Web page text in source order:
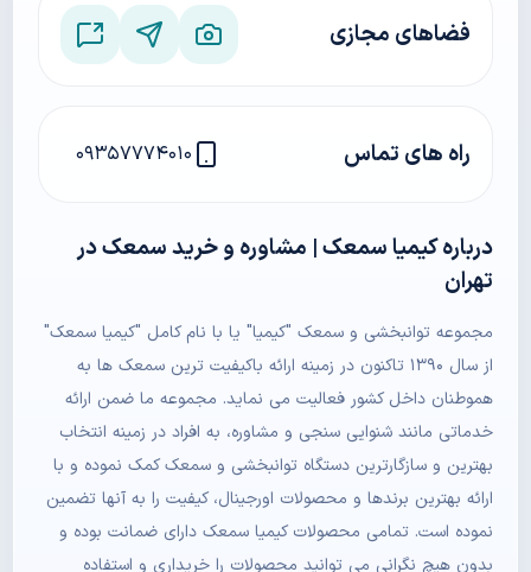
فضاهای مجازی
راه های تماس ۰۹۳۵۷۷۷۴۰۱۰
درباره کیمیا سمعک | مشاوره و خرید سمعک در
تهران
مجموعه توانبخشی و سمعک "کیمیا" یا با نام کامل "کیمیا سمعک"
از سال ۱۳۹۰ تاکنون در زمینه ارائه باکیفیت ترین سمعک ها به
هموطنان داخل کشور فعالیت می نماید. مجموعه ما ضمن ارائه
خدماتی مانند شنوایی سنجی و مشاوره، به افراد در زمینه انتخاب
بهترین و سازگارترین دستگاه توانبخشی و سمعک کمک نموده و با
ارائه بهترین برندها و محصولات اورجینال، کیفیت را به آنها تضمین
نموده است. تمامی محصولات کیمیا سمعک دارای ضمانت بوده و
بدون هیچ نگرانی می توانید محصولات را خریداری و استفاده